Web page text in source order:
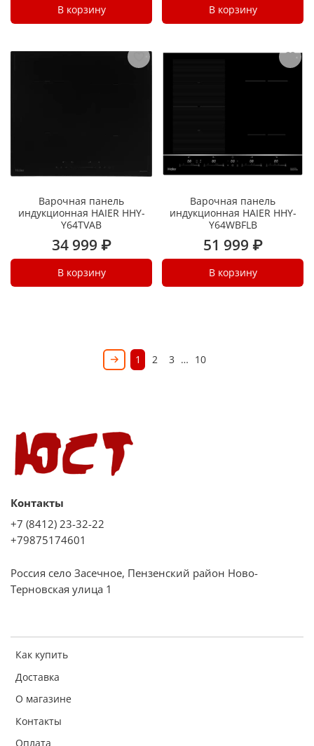
В корзину В корзину
Варочная панель
индукционная HAIER HHY-
Y64TVAB
34 999 ₽
В корзину
Варочная панель
индукционная HAIER HHY-
Y64WBFLB
51 999 ₽
В корзину
1 2 3 … 10
Как купить
Доставка
О магазине
Контакты
Оплата
Контакты
+7 (8412) 23-32-22
+79875174601
Россия село Засечное, Пензенский район Ново-
Терновская улица 1